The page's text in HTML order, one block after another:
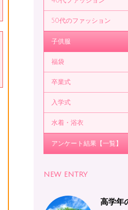
50代のファッション
子供服
福袋
卒業式
入学式
水着・浴衣
アンケート結果【一覧】
NEW ENTRY
高学年